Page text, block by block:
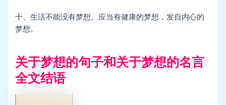
十、生活不能没有梦想。应当有健康的梦想，发自内心的
梦想。
关于梦想的句子和关于梦想的名言
全文结语